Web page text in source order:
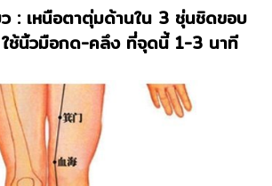
: เหนือตาตุ่มด้านใน 3 ชุ่นชิดขอบ
ช้นิ้วมือกด-คลึง ที่จุดนี้ 1-3 นาที